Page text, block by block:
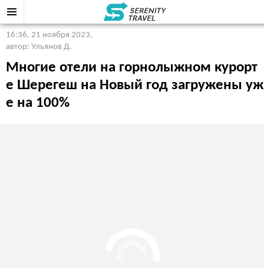
16:36, 21 ноября 2023,
автор: Ульянов Д.
Многие отели на горнолыжном курорт
е Шерегеш на Новый год загружены уж
е на 100%